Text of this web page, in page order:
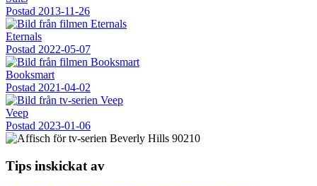
Postad 2013-11-26
Eternals
Postad 2022-05-07
Booksmart
Postad 2021-04-02
Veep
Postad 2023-01-06
Tips inskickat av